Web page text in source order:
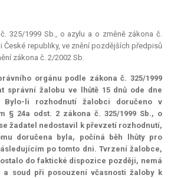
325/1999 Sb., o azylu a o změně zákona č.
České republiky, ve znění pozdějších předpisů
zákona č. 2/2002 Sb.
orgánu podle zákona č. 325/1999
správní žalobu ve lhůtě 15 dnů ode dne
Bylo-li rozhodnutí žalobci doručeno v
§ 24a odst. 2 zákona č. 325/1999 Sb., o
žadatel nedostavil k převzetí rozhodnutí,
doručena byla, počíná běh lhůty pro
po tomto dni. Tvrzení žalobce,
do faktické dispozice později, nemá
a soud při posouzení včasnosti žaloby k